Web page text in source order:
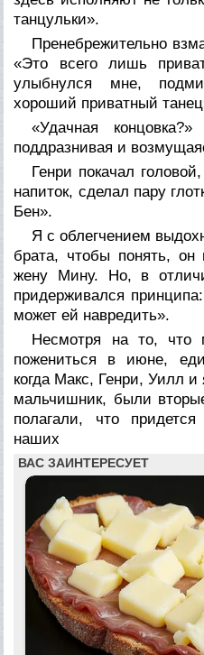
танцульки».
Пренебрежительно
«Это всего лишь
улыбнулся мне,
хороший приватный
«Удачная
поддразнивая и
Генри покачал
напиток, сделал пару
Бен».
Я с облегчением
брата, чтобы понять, он
жену Мину. Но, в
придерживался
может ей навредить».
Несмотря на то, что
пожениться в июне,
когда Макс, Генри, Уилл
мальчишник, были
полагали, что придется
наших